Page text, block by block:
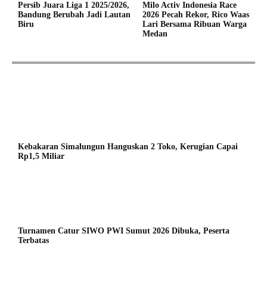
Persib Juara Liga 1 2025/2026,
Bandung Berubah Jadi Lautan
Biru
Milo Activ Indonesia Race
2026 Pecah Rekor, Rico Waas
Lari Bersama Ribuan Warga
Medan
Kebakaran Simalungun Hanguskan 2 Toko, Kerugian Capai
Rp1,5 Miliar
Turnamen Catur SIWO PWI Sumut 2026 Dibuka, Peserta
Terbatas